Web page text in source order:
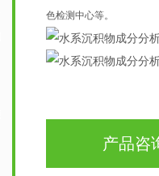
色检测中心等。
产品咨